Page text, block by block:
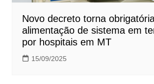
Novo decreto torna
alimentação de sistema em
por hospitais em MT
15/09/2025